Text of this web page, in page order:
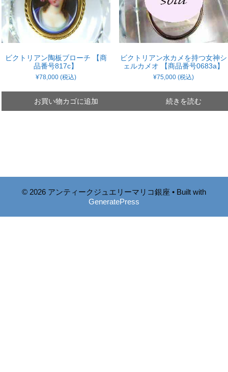
ビクトリアン陶板ブローチ 【商
品番号817c】
¥78,000 (税込)
お買い物カゴに追加
ビクトリアン水カメを持つ女神シ
ェルカメオ 【商品番号0683a】
¥75,000 (税込)
続きを読む
© 2026 アンティークジュエリーマリコ銀座 • Built with
GeneratePress